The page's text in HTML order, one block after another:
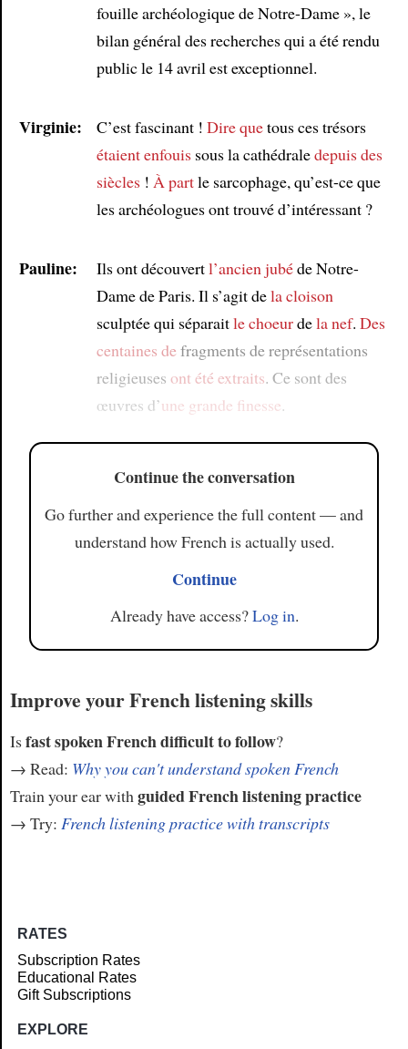
fouille archéologique de Notre-Dame », le
bilan général des recherches qui a été rendu
public le 14 avril est exceptionnel.
Virginie: C’est fascinant ! Dire quetous ces trésors
étaient enfouissous la cathédraledepuis des
siècles! À partle sarcophage, qu’est-ce que
les archéologues ont trouvé d’intéressant ?
Pauline: Ils ont découvertl’ancien jubéde Notre-
Dame de Paris. Il s’agit dela cloison
sculptée qui séparaitle choeurdela nef. Des
centaines defragments de représentations
religieuses ont été extraits. Ce sont des
œuvres d’une grande finesse.
Continue the conversation
Go further and experience the full content — and
understand how French is actually used.
Continue
Already have access?Log in.
Improve your French listening skills
Isfast spoken French difficult to follow?
→ Read: Why you can't understand spoken French
Train your ear withguided French listening practice
→ Try: French listening practice with transcripts
RATES
Subscription Rates
Educational Rates
Gift Subscriptions
EXPLORE